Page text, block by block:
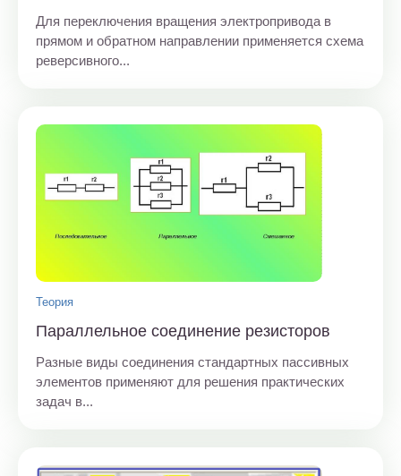
Для переключения вращения электропривода в
прямом и обратном направлении применяется схема
реверсивного...
Теория
Параллельное соединение резисторов
Разные виды соединения стандартных пассивных
элементов применяют для решения практических
задач в...